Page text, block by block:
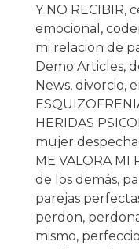
Y NO RECIBIR,
emocional ,
mi relacion de
Demo Articles,
News, divorcio,
HERIDAS
mujer
ME VALORA MI
de los demás,
parejas
perdon,
mismo,